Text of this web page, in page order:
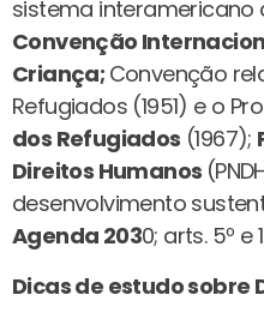
sistema interamericano
Convenção
Criança; Convenção
Refugiados (1951) e o
dos Refugiados (1967);
Direitos Humanos
desenvolvimento
Agenda 2030; arts. 5º e
Dicas de estudo sobre